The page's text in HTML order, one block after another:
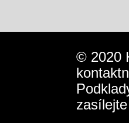
© 2020